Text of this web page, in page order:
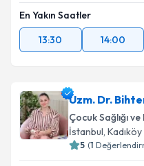
En Yakın Saatler
13:30
14:00
Uzm. Dr.
Çocuk Sağlığı
İstanbul, Kadıköy
5 (1